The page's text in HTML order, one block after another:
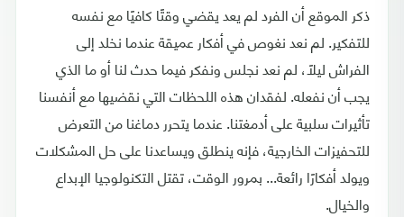
ذكر الموقع أن الفرد لم يعد يقضي وقتًا كافيًا مع نفسه
للتفكير. لم نعد نغوص في أفكار عميقة عندما نخلد إلى
الفراش ليلاً، لم نعد نجلس ونفكر فيما حدث لنا أو ما الذي
يجب أن نفعله. لفقدان هذه اللحظات التي نقضيها مع أنفسنا
تأثيرات سلبية على أدمغتنا. عندما يتحرر دماغنا من التعرض
للتحفيزات الخارجية، فإنه ينطلق ويساعدنا على حل المشكلات
ويولد أفكارًا رائعة... بمرور الوقت، تقتل التكنولوجيا الإبداع
والخيال.